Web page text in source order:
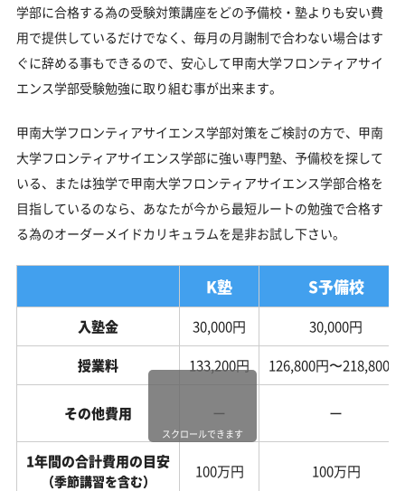
学部に合格する為の受験対策講座をどの予備校・塾よりも安い費
用で提供しているだけでなく、毎月の月謝制で合わない場合はす
ぐに辞める事もできるので、安心して甲南大学フロンティアサイ
エンス学部受験勉強に取り組む事が出来ます。
甲南大学フロンティアサイエンス学部対策をご検討の方で、甲南
大学フロンティアサイエンス学部に強い専門塾、予備校を探して
いる、または独学で甲南大学フロンティアサイエンス学部合格を
目指しているのなら、あなたが今から最短ルートの勉強で合格す
る為のオーダーメイドカリキュラムを是非お試し下さい。
K塾 S予備校
入塾金 30,000円
30,000円
授業料
133,200円 126,800円〜218,800円
その他費用 ー ー
1年間の合計費用の目安
（季節講習を含む） 100万円 100万円
スクロールできます